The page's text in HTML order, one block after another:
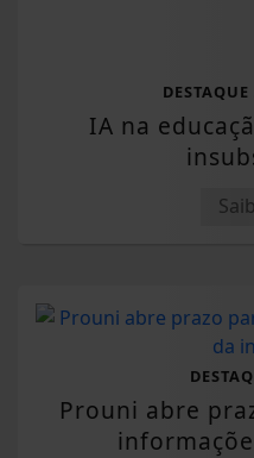
IA na
Prouni abre